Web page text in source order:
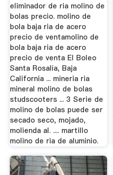
eliminador de ria molino de
bolas precio. molino de
bola baja ria de acero
precio de ventamolino de
bola baja ria de acero
precio de venta El Boleo
Santa Rosalía, Baja
California ... mineria ria
mineral molino de bolas
studscooters ... 3 Serie de
molino de bolas puede ser
secado seco, mojado,
molienda al. .... martillo
molino de ria de aluminio.